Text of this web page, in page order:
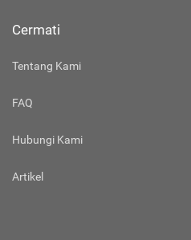
Cermati
Tentang Kami
FAQ
Hubungi Kami
Artikel